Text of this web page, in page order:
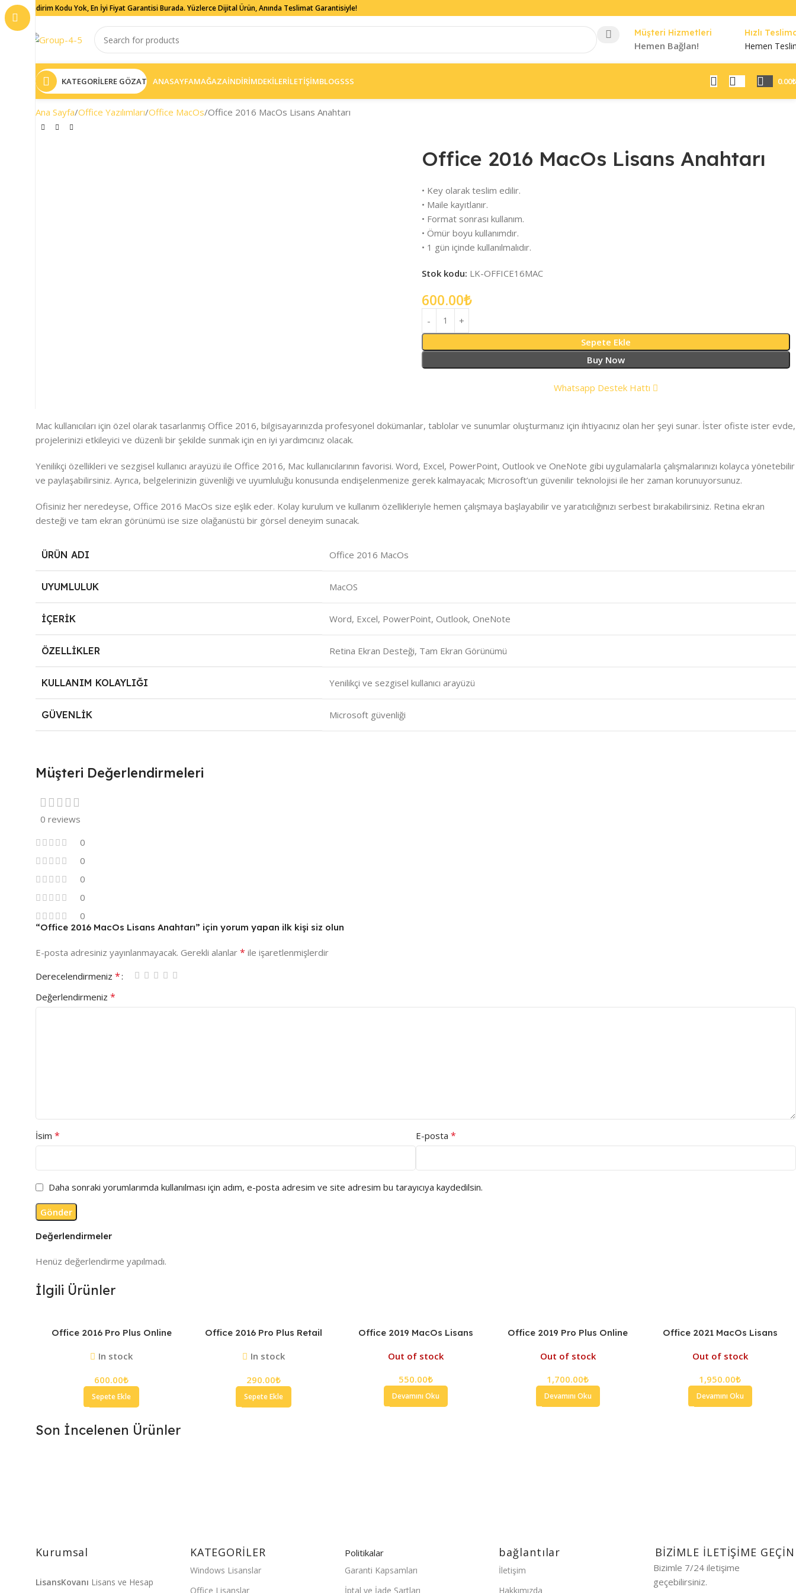
İndirim Kodu Yok, En İyi Fiyat Garantisi Burada. Yüzlerce Dijital Ürün, Anında Teslimat Garantisiyle!
Müşteri Hizmetleri
Hemen Bağlan!
Hızlı
Hemen
KATEGORİLERE GÖZAT ANASAYFAMAĞAZAİNDİRİMDEKİLERİLETİŞİMBLOGSSS 0.00₺
Ana Sayfa Office Yazılımları Office MacOs Office 2016 MacOs Lisans Anahtarı
Office 2016 MacOs Lisans Anahtarı
• Key olarak teslim edilir.
• Maile kayıtlanır.
• Format sonrası kullanım.
• Ömür boyu kullanımdır.
• 1 gün içinde kullanılmalıdır.
Stok kodu: LK-OFFICE16MAC
600.00₺
Sepete Ekle
Buy Now
Whatsapp Destek Hattı
Mac kullanıcıları için özel olarak tasarlanmış Office 2016, bilgisayarınızda profesyonel dokümanlar, tablolar ve sunumlar oluşturmanız için ihtiyacınız olan her şeyi sunar. İster ofiste ister evde,
projelerinizi etkileyici ve düzenli bir şekilde sunmak için en iyi yardımcınız olacak.
Yenilikçi özellikleri ve sezgisel kullanıcı arayüzü ile Office 2016, Mac kullanıcılarının favorisi. Word, Excel, PowerPoint, Outlook ve OneNote gibi uygulamalarla çalışmalarınızı kolayca yönetebilir
ve paylaşabilirsiniz. Ayrıca, belgelerinizin güvenliği ve uyumluluğu konusunda endişelenmenize gerek kalmayacak; Microsoft’un güvenilir teknolojisi ile her zaman korunuyorsunuz.
Ofisiniz her neredeyse, Office 2016 MacOs size eşlik eder. Kolay kurulum ve kullanım özellikleriyle hemen çalışmaya başlayabilir ve yaratıcılığınızı serbest bırakabilirsiniz. Retina ekran
desteği ve tam ekran görünümü ise size olağanüstü bir görsel deneyim sunacak.
ÜRÜN ADI Office 2016 MacOs
UYUMLULUK MacOS
İÇERIK Word, Excel, PowerPoint, Outlook, OneNote
ÖZELLIKLER Retina Ekran Desteği, Tam Ekran Görünümü
KULLANIM KOLAYLIĞI Yenilikçi ve sezgisel kullanıcı arayüzü
GÜVENLIK Microsoft güvenliği
Müşteri Değerlendirmeleri
0 reviews
0
0
0
0
0
Değerlendirmeler
Henüz değerlendirme yapılmadı.
“Office 2016 MacOs Lisans Anahtarı” için yorum yapan ilk kişi siz olun
E-posta adresiniz yayınlanmayacak. Gerekli alanlar * ile işaretlenmişlerdir
Derecelendirmeniz *
Değerlendirmeniz *
İsim * E-posta *
Daha sonraki yorumlarımda kullanılması için adım, e-posta adresim ve site adresim bu tarayıcıya kaydedilsin.
İlgili Ürünler
Office 2016 Pro Plus Online
In stock
600.00₺
Sepete Ekle
Office 2016 Pro Plus Retail
In stock
290.00₺
Sepete Ekle
Office 2019 MacOs Lisans
Out of stock
550.00₺
Devamını Oku
Office 2019 Pro Plus Online
Out of stock
1,700.00₺
Devamını Oku
Office 2021 MacOs Lisans
Out of stock
1,950.00₺
Devamını Oku
Son İncelenen Ürünler
Kurumsal
LisansKovanı Lisans ve Hesap
KATEGORİLER
Windows Lisanslar
Office Lisanslar
Politikalar
Garanti Kapsamları
İptal ve İade Şartları
bağlantılar
İletişim
Hakkımızda
BİZİMLE İLETİŞİME GEÇİN
Bizimle 7/24 iletişime
geçebilirsiniz.